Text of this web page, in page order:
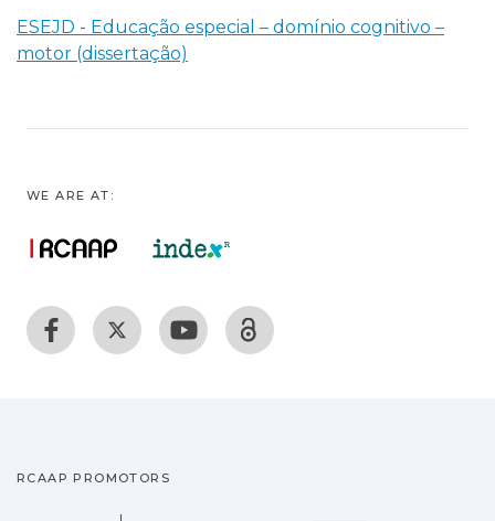
ESEJD - Educação especial – domínio cognitivo –
motor (dissertação)
WE ARE AT:
RCAAP PROMOTORS